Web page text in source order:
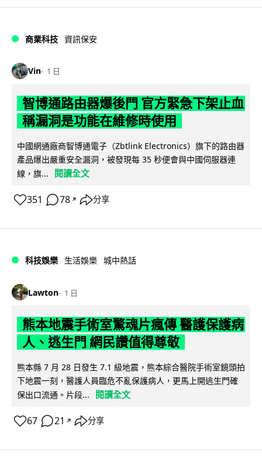
商業科技 資訊保安
Vin 1 日
智博通路由器爆後門 官方緊急下架止血
稱漏洞是功能在維修時使用
中國網通廠商智博通電子（Zbtlink Electronics）旗下的路由器
產品爆出嚴重安全漏洞，被發現每 35 秒便會與中國伺服器連
線，旗...
閱讀全文
351 78 ↗ 分享
科技娛樂 生活娛樂 城中熱話
Lawton 1 日
熊本地震手術室驚魂片瘋傳 醫護保護病
人、逃生門 網民讚值得尊敬
熊本縣 7 月 28 日發生 7.1 級地震，熊本綜合醫院手術室鏡頭拍
下地震一刻，醫護人員臨危不亂保護病人，更馬上開逃生門確
保出口流通。片段...
閱讀全文
67 21 ↗ 分享